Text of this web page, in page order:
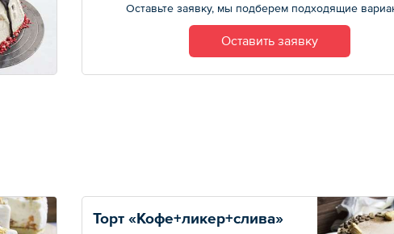
Оставьте заявку, мы подберем подходящие
Оставить заявку
Торт «Кофе+ликер+слива»